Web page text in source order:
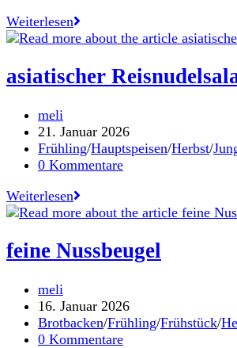
WeiterlesenCranberry
Granola
asiatischer
Beitrags-
Autor:
meli
Beitrag
veröffentlicht:
21. Januar 2026
Beitrags-
Kategorie:
Frühling/Hauptspeisen/Herbst/
Beitrags-
0 Kommentare
Weiterlesenasiatischer
Reisnudelsalat
feine Nussbeugel
Beitrags-
Autor:
meli
Beitrag
veröffentlicht:
16. Januar 2026
Beitrags-
Kategorie:
Brotbacken/Frühling/Frühstück/
Beitrags-
0 Kommentare